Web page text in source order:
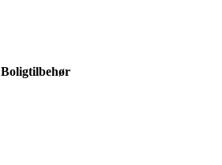
Boligtilbehør